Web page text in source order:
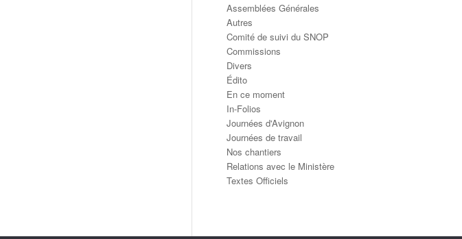
Assemblées Générales
Autres
Comité de suivi du SNOP
Commissions
Divers
Édito
En ce moment
In-Folios
Journées d'Avignon
Journées de travail
Nos chantiers
Relations avec le Ministère
Textes Officiels